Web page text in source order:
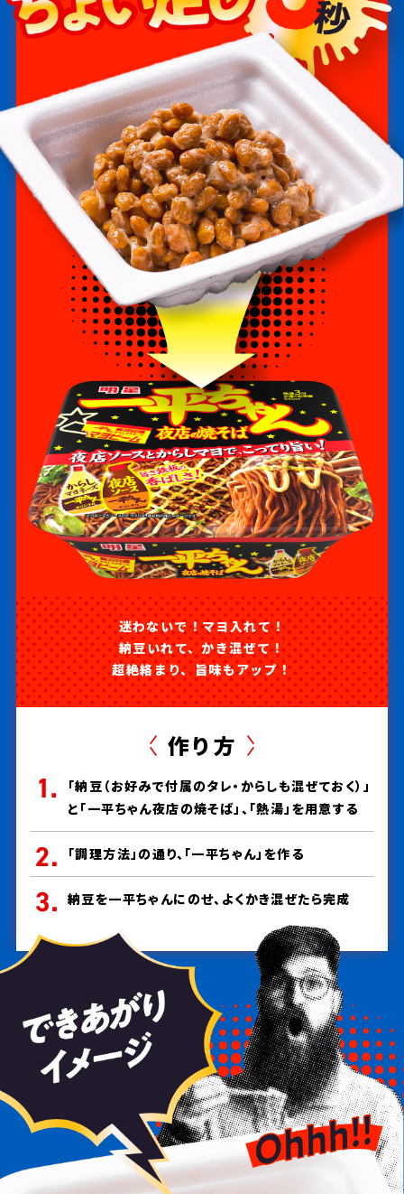
迷わないで！マヨ入れて！
納豆いれて、かき混ぜて！
超絶絡まり、旨味もアップ！
作り方
「納豆（お好みで付属のタレ・からしも混ぜておく）」
と「一平ちゃん夜店の焼そば」、「熱湯」を用意する
「調理方法」の通り、「一平ちゃん」を作る
納豆を一平ちゃんにのせ、よくかき混ぜたら完成